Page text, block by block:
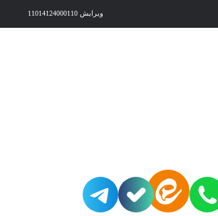
ویرایش 11014124000110